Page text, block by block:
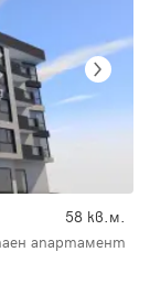
58 кв.м.
апартамент